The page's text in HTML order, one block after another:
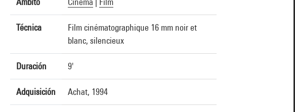
Técnica
Film cinématographique 16 mm noir et
blanc, silencieux
Duración 9'
Adquisición Achat, 1994